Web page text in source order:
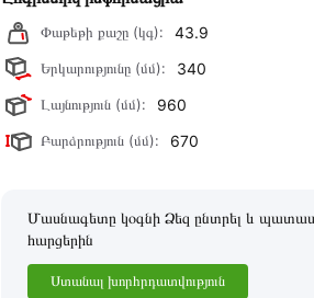
Փաթեթի քաշը (կգ): 43.9
Երկարությունը (մմ): 340
Լայնություն (մմ): 960
Բարձրություն (մմ): 670
Մասնագետը կօգնի Ձեզ ընտրել և
հարցերին
Ստանալ խորհրդատվություն